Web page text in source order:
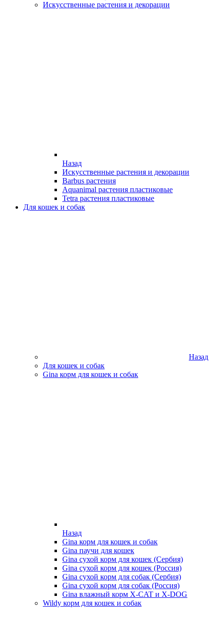
Искусственные растения и декорации
Назад
Искусственные растения и декорации
Barbus растения
Aquanimal растения пластиковые
Tetra растения пластиковые
Для кошек и собак
Назад
Для кошек и собак
Gina корм для кошек и собак
Назад
Gina корм для кошек и собак
Gina паучи для кошек
Gina сухой корм для кошек (Сербия)
Gina сухой корм для кошек (Россия)
Gina сухой корм для собак (Сербия)
Gina сухой корм для собак (Россия)
Gina влажный корм X-CAT и X-DOG
Wildy корм для кошек и собак